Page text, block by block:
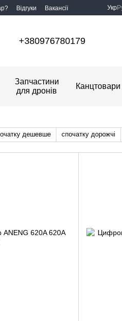
Відгуки Вакансії Укр
+380976780179
Запчастини
для дронів
Канцтовари
дешевше спочатку дорожчі